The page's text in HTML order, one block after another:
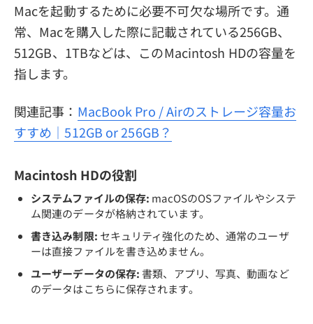
Macを起動するために必要不可欠な場所です。通
常、Macを購入した際に記載されている256GB、
512GB、1TBなどは、このMacintosh HDの容量を
指します。
関連記事： MacBook Pro / Airのストレージ容量お
すすめ｜512GB or 256GB？
Macintosh HDの役割
システムファイルの保存: macOSのOSファイルやシステ
ム関連のデータが格納されています。
書き込み制限: セキュリティ強化のため、通常のユーザ
ーは直接ファイルを書き込めません。
ユーザーデータの保存:書類、アプリ、写真、動画など
のデータはこちらに保存されます。